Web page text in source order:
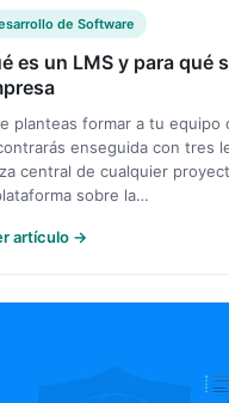
de Software
es un LMS y para qué
planteas formar a tu equipo
enseguida con tres
central de cualquier
sobre la…
artículo →